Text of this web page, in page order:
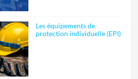
Les équipements de
protection individuelle (EPI)